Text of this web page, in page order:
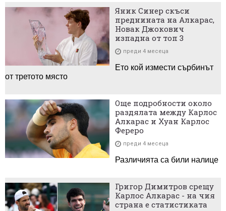
Яник Синер скъси
преднината на Алкарас,
Новак Джокович
изпадна от топ 3
преди 4 месеца
Ето кой измести сърбинът
от третото място
Още подробности около
раздялата между Карлос
Алкарас и Хуан Карлос
Фереро
преди 4 месеца
Различията са били налице
Григор Димитров срещу
Карлос Алкарас - на чия
страна е статистиката